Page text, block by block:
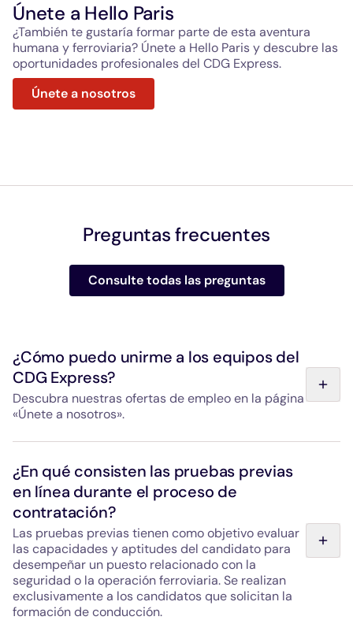
Únete a Hello Paris
¿También te gustaría formar parte de esta aventura
humana y ferroviaria? Únete a Hello Paris y descubre las
oportunidades profesionales del CDG Express.
Únete a nosotros
Preguntas frecuentes
Consulte todas las preguntas
¿Cómo puedo unirme a los equipos del
CDG Express?
Descubra nuestras ofertas de empleo en la página
«Únete a nosotros».
contratando para la puesta en marcha del servicio
prevista en marzo de 2027. Las ofertas de empleo
disponibles (conducción, mantenimiento, atención al
público y supervisión) pueden consultarse en la página
«Únete a nosotros» o contactando directamente con el
departamento de RR. HH. a través de la dirección
indicada en el formulario de contacto de la página
«Contacto».
¿En qué consisten las pruebas previas
en línea durante el proceso de
contratación?
Las pruebas previas tienen como objetivo evaluar
las capacidades y aptitudes del candidato para
desempeñar un puesto relacionado con la
seguridad o la operación ferroviaria. Se realizan
exclusivamente a los candidatos que solicitan la
formación de conducción.